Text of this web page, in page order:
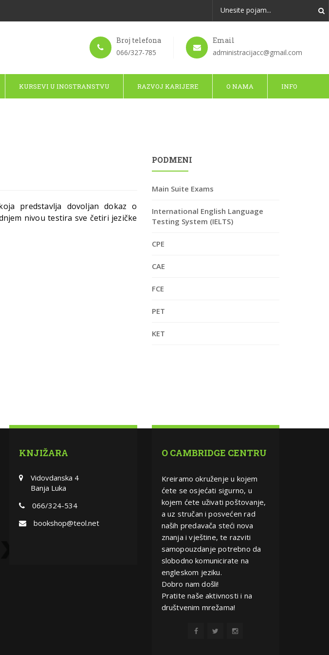
Broj telefona
066/327-785
Email
administracijacc@gmail.com
KURSEVI U INOSTRANSTVU RAZVOJ KARIJERE O NAMA INFO
predstavlja dovoljan dokaz o
nivou testira sve četiri jezičke
PODMENI
Main Suite Exams
International English Language
Testing System (IELTS)
CPE
CAE
FCE
PET
KET
KNJIŽARA
Vidovdanska 4
Banja Luka
066/324-534
bookshop@teol.net
O CAMBRIDGE CENTRU
Kreiramo okruženje u kojem
ćete se osjećati sigurno, u
kojem ćete uživati poštovanje,
a uz stručan i posvećen rad
naših predavača steći nova
znanja i vještine, te razviti
samopouzdanje potrebno da
slobodno komunicirate na
engleskom jeziku.
Dobro nam došli!
Pratite naše aktivnosti i na
društvenim mrežama!